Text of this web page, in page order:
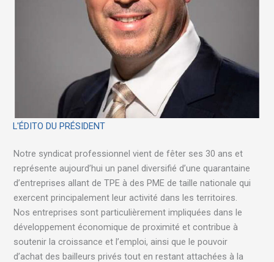
L'ÉDITO DU PRÉSIDENT
Notre syndicat professionnel vient de fêter ses 30 ans et
représente aujourd’hui un panel diversifié d’une quarantaine
d’entreprises allant de TPE à des PME de taille nationale qui
exercent principalement leur activité dans les territoires.
Nos entreprises sont particulièrement impliquées dans le
développement économique de proximité et contribue à
soutenir la croissance et l’emploi, ainsi que le pouvoir
d’achat des bailleurs privés tout en restant attachées à la